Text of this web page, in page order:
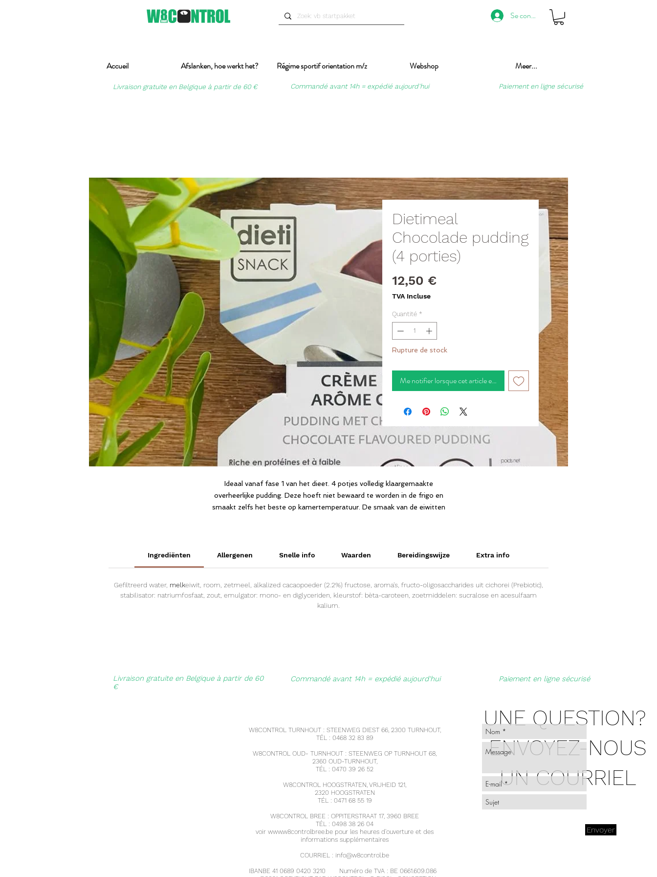
Se connecter
Accueil Afslanken, hoe werkt het? Régime sportif orientation m/z Webshop Meer...
Livraison gratuite en Belgique à partir de 60 € Commandé avant 14h = expédié aujourd'hui Paiement en ligne sécurisé
Dietimeal
Chocolade pudding
(4 porties)
12,50 €Prix
TVA Incluse
Quantité *
Rupture de stock
Me notifier lorsque cet article est disponible
Ideaal vanaf fase 1 van het dieet. 4 potjes volledig klaargemaakte
overheerlijke pudding. Deze hoeft niet bewaard te worden in de frigo en
smaakt zelfs het beste op kamertemperatuur. De smaak van de eiwitten
verkrijgbaar in vanillepudding (Dietimeal Vanillepudding).
Ingrediënten Allergenen Snelle info Waarden Bereidingswijze Extra info
Gefiltreerd water, melkeiwit, room, zetmeel, alkalized cacaopoeder (2.2%) fructose, aroma's, fructo-oligosaccharides uit cichorei (Prebiotic),
stabilisator: natriumfosfaat, zout, emulgator: mono- en diglyceriden, kleurstof: bèta-caroteen, zoetmiddelen: sucralose en acesulfaam
kalium.
Livraison gratuite en Belgique à partir de 60
€
Commandé avant 14h = expédié aujourd'hui Paiement en ligne sécurisé
W8CONTROL TURNHOUT : STEENWEG DIEST 66, 2300 TURNHOUT,
TÉL : 0468 32 83 89
W8CONTROL OUD- TURNHOUT : STEENWEG OP TURNHOUT 68,
2360 OUD-TURNHOUT,
TÉL : 0470 39 26 52
W8CONTROL HOOGSTRATEN, VRIJHEID 121,
2320 HOOGSTRATEN
TÉL : 0471 68 55 19
W8CONTROL BREE : OPPITERSTRAAT 17, 3960 BREE
TÉL : 0498 38 26 04
voir www.w8controlbree.be pour les heures d'ouverture et des
informations supplémentaires
COURRIEL : info@w8control.be
IBANBE 41 0689 0420 3210
Numéro de TVA : BE 0661.609.086
UNE QUESTION?
ENVOYEZ-NOUS
UN COURRIEL
Envoyer